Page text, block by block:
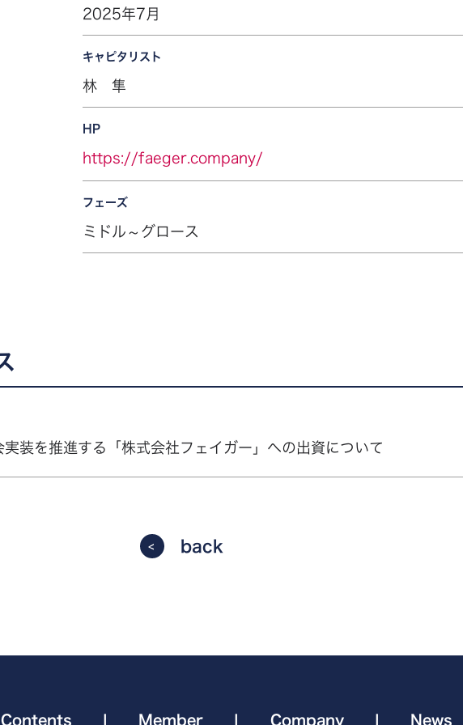
2025年7月
キャピタリスト
林 隼
HP
https://faeger.company/
フェーズ
ミドル～グロース
装を推進する「株式会社フェイガー」への出資について
back
Contents Member Company News